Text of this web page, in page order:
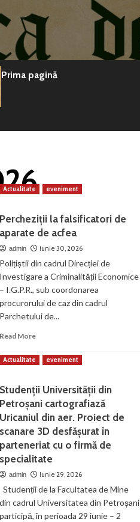
Prima pagină
Actualitate eveniment
Percheziții la falsificatori de
aparate de acfea
admin iunie 30, 2026
Polițiștii din cadrul Direcției de
Investigare a Criminalității Economice
– I.G.P.R., sub coordonarea
procurorului de caz din cadrul
Parchetului de...
Read MoreRead
about
falsificatori
de
aparate
de
acfea
Actualitate eveniment
Studenții Universității din
Petroșani cartografiază
Uricaniul din aer. Proiect de
scanare 3D desfășurat în
parteneriat cu o firmă de
specialitate
admin iunie 29, 2026
Studenții de la Facultatea de Mine
din cadrul Universitatea din Petroșani
participă, în perioada 29 iunie – 2